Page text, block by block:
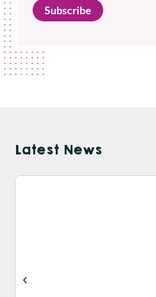
Subscribe
Latest News